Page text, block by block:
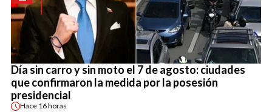
Día sin carro y sin moto el 7 de agosto: ciudades
que confirmaron la medida por la posesión
presidencial
Hace 16 horas